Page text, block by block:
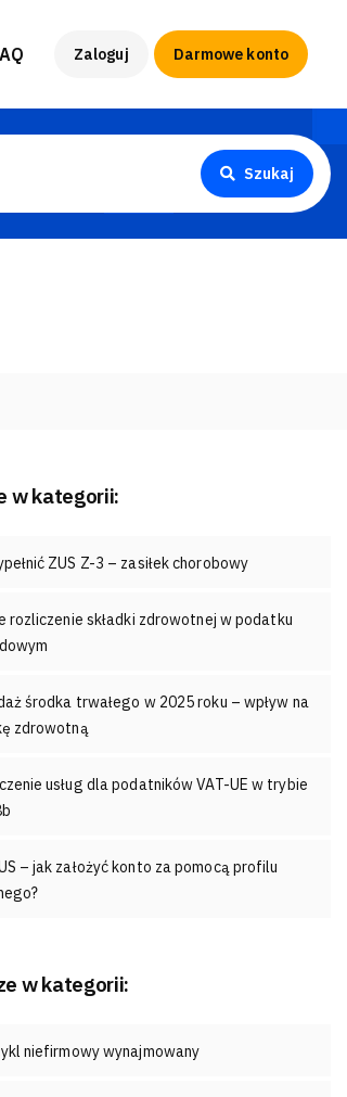
Zaloguj Darmowe konto
Szukaj
w kategorii:
ZUS Z-3 – zasiłek chorobowy
rozliczenie składki zdrowotnej w podatku
środka trwałego w 2025 roku – wpływ na
zdrowotną
usług dla podatników VAT-UE w trybie
– jak założyć konto za pomocą profilu
w kategorii:
niefirmowy wynajmowany